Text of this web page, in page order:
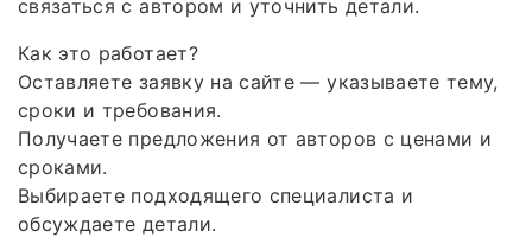
связаться с автором и уточнить детали.
Как это работает?
Оставляете заявку на сайте — указываете тему,
сроки и требования.
Получаете предложения от авторов с ценами и
сроками.
Выбираете подходящего специалиста и
обсуждаете детали.